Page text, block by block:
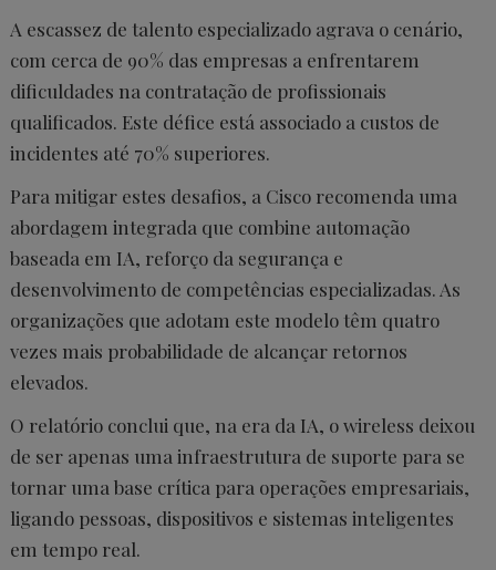
A escassez de talento especializado agrava o cenário,
com cerca de 90% das empresas a enfrentarem
dificuldades na contratação de profissionais
qualificados. Este défice está associado a custos de
incidentes até 70% superiores.
Para mitigar estes desafios, a Cisco recomenda uma
abordagem integrada que combine automação
baseada em IA, reforço da segurança e
desenvolvimento de competências especializadas. As
organizações que adotam este modelo têm quatro
vezes mais probabilidade de alcançar retornos
elevados.
O relatório conclui que, na era da IA, o wireless deixou
de ser apenas uma infraestrutura de suporte para se
tornar uma base crítica para operações empresariais,
ligando pessoas, dispositivos e sistemas inteligentes
em tempo real.